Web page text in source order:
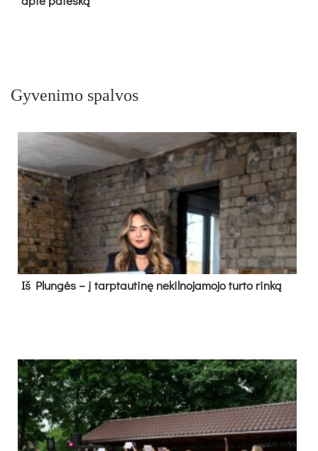
Gyvenimo spalvos
Iš Plungės – į tarptautinę nekilnojamojo turto rinką